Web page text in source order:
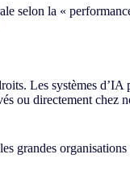
selon la «
Les systèmes
ou directement
grandes